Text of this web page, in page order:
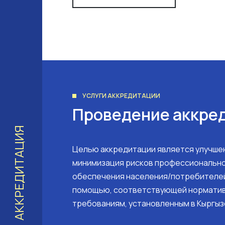
АККРЕДИТАЦИЯ
УСЛУГИ АККРЕДИТАЦИИ
Проведение
Целью аккредитации является
минимизация рисков
обеспечения населения/
помощью, соответствующей
требованиям, установленным в